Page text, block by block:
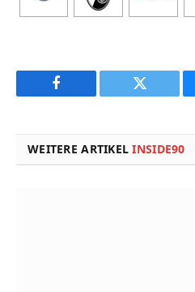
Facebook Twitter
WEITERE ARTIKELINSIDE90